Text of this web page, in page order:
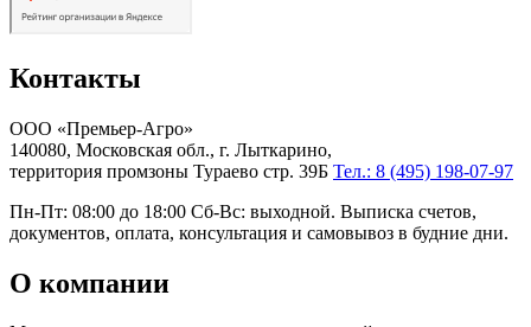
Контакты
ООО «Премьер-Агро»
140080, Московская обл., г. Лыткарино,
территория промзоны Тураево стр. 39Б Тел.: 8 (495) 198-07-97
Пн-Пт: 08:00 до 18:00 Сб-Вс: выходной. Выписка счетов,
документов, оплата, консультация и самовывоз в будние дни.
О компании